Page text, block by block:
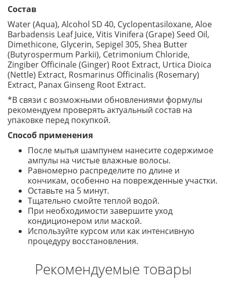
Состав
Water (Aqua), Alcohol SD 40, Cyclopentasiloxane, Aloe
Barbadensis Leaf Juice, Vitis Vinifera (Grape) Seed Oil,
Dimethicone, Glycerin, Sepigel 305, Shea Butter
(Butyrospermum Parkii), Cetrimonium Chloride,
Zingiber Officinale (Ginger) Root Extract, Urtica Dioica
(Nettle) Extract, Rosmarinus Officinalis (Rosemary)
Extract, Panax Ginseng Root Extract.
*В связи с возможными обновлениями формулы
рекомендуем проверять актуальный состав на
упаковке перед покупкой.
Способ применения
После мытья шампунем нанесите содержимое
ампулы на чистые влажные волосы.
Равномерно распределите по длине и
кончикам, особенно на поврежденные участки.
Оставьте на 5 минут.
Тщательно смойте теплой водой.
При необходимости завершите уход
кондиционером или маской.
Используйте курсом или как интенсивную
процедуру восстановления.
Рекомендуемые товары